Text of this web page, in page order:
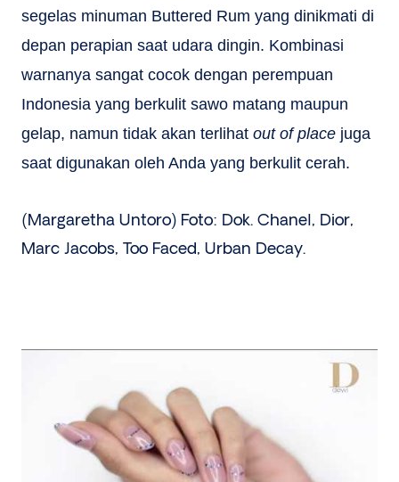
segelas minuman Buttered Rum yang dinikmati di
depan perapian saat udara dingin. Kombinasi
warnanya sangat cocok dengan perempuan
Indonesia yang berkulit sawo matang maupun
gelap, namun tidak akan terlihat out of place juga
saat digunakan oleh Anda yang berkulit cerah.
(Margaretha Untoro) Foto: Dok. Chanel, Dior,
Marc Jacobs, Too Faced, Urban Decay.